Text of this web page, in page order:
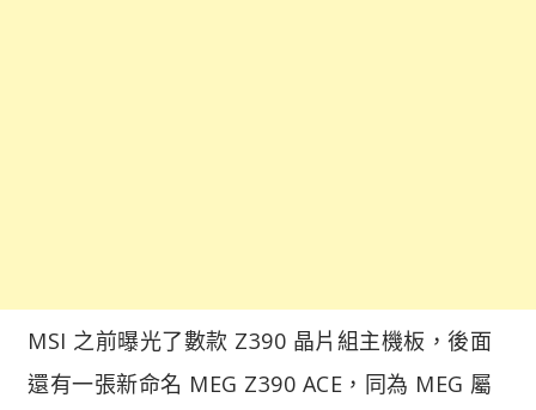
MSI 之前曝光了數款 Z390 晶片組主機板，後面
還有一張新命名 MEG Z390 ACE，同為 MEG 屬